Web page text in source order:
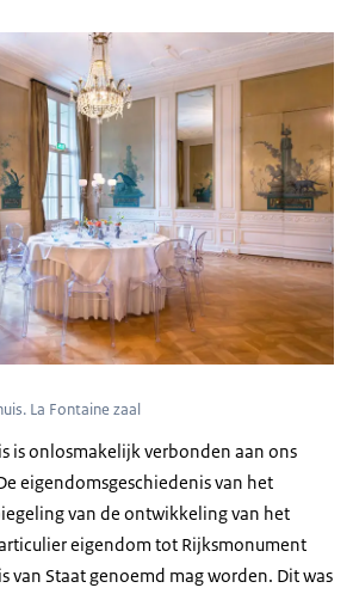
La Fontaine zaal
is onlosmakelijk verbonden aan ons
eigendomsgeschiedenis van het
van de ontwikkeling van het
eigendom tot Rijksmonument
van Staat genoemd mag worden. Dit was